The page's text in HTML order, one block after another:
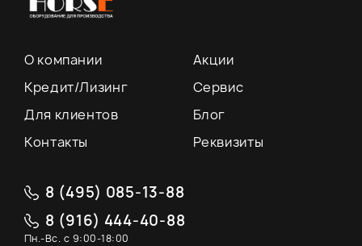
О компании
Акции
Кредит/Лизинг
Сервис
Для клиентов
Блог
Контакты
Реквизиты
8 (495) 085-13-88
8 (916) 444-40-88
Пн.-Вс. с 9:00-18:00